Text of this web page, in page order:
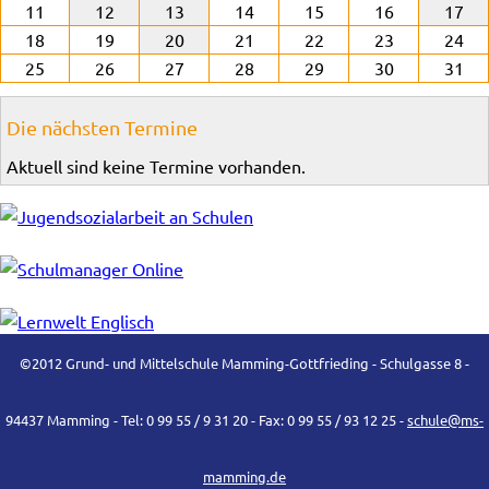
11
12 13 14 15 16
17
18
19 20 21 22 23
24
25
26 27 28 29 30 31
Die nächsten Termine
Aktuell sind keine Termine vorhanden.
©2012 Grund- und Mittelschule Mamming-Gottfrieding - Schulgasse 8 -
94437 Mamming - Tel: 0 99 55 / 9 31 20 - Fax: 0 99 55 / 93 12 25 -schule@ms-
mamming.de